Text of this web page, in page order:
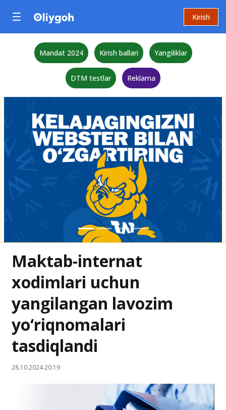
Kirish
Mandat 2024 Kirish ballari Yangiliklar
DTM testlar Reklama
Maktab-internat
xodimlari uchun
yangilangan lavozim
yo‘riqnomalari
tasdiqlandi
28.10.2024 20:19